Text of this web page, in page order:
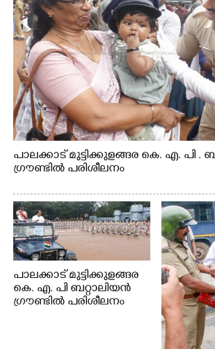
പാലക്കാട് മുട്ടിക്കുളങ്ങര കെ. എ. പി .
ഗ്രൗണ്ടിൽ പരിശീലനം
പാലക്കാട് മുട്ടിക്കുളങ്ങര
കെ. എ. പി ബറ്റാലിയൻ
ഗ്രൗണ്ടിൽ പരിശീലനം